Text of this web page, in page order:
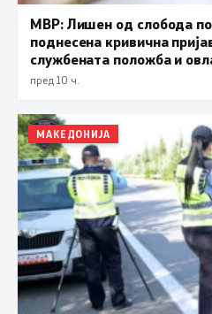
МВР: Лишен од слобода
поднесена кривична
службената положба и
пред 10 ч.
МАКЕДОНИЈА